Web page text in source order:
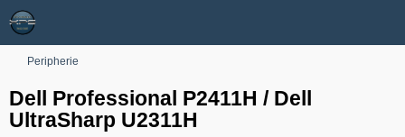
Peripherie
Dell Professional P2411H / Dell
UltraSharp U2311H